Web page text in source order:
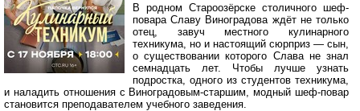
В родном Староозёрске столичного шеф-
повара Славу Виноградова ждёт не только
отец, завуч местного кулинарного
техникума, но и настоящий сюрприз — сын,
о существовании которого Слава не знал
семнадцать лет. Чтобы лучше узнать
подростка, одного из студентов техникума,
и наладить отношения с Виноградовым-старшим, модный шеф-повар
становится преподавателем учебного заведения.